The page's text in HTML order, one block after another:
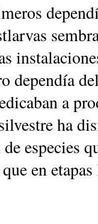
de­pen­día
a
ha
es­pe­cies
en